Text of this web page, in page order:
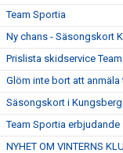
Team Sportia
Ny chans - Säsongskort
Prislista skidservice
Glöm inte bort att
Säsongskort i
Team Sportia erbjudande
NYHET OM VINTERNS